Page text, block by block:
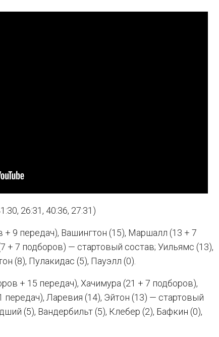
26:31, 40:36, 27:31)
+ 9 передач), Вашингтон (15), Маршалл (13 + 7
+ 7 подборов) — стартовый состав; Уильямс (13),
(8), Пулакидас (5), Пауэлл (0).
+ 15 передач), Хачимура (21 + 7 подборов),
передач), Ларевия (14), Эйтон (13) — стартовый
(5), Вандербильт (5), Клебер (2), Бафкин (0),